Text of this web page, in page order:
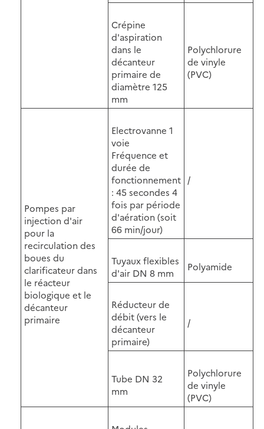
Crépine
d'aspiration
dans le
décanteur
primaire de
diamètre 125
mm
Polychlorure
de vinyle
(PVC)
Pompes par
injection d'air
pour la
recirculation des
boues du
clarificateur dans
le réacteur
biologique et le
décanteur
primaire
Electrovanne 1
voie
Fréquence et
durée de
fonctionnement
: 45 secondes 4
fois par période
d'aération (soit
66 min/jour)
/
Tuyaux flexibles
d'air DN 8 mm
Polyamide
Réducteur de
débit (vers le
décanteur
primaire)
/
Tube DN 32
mm
Polychlorure
de vinyle
(PVC)